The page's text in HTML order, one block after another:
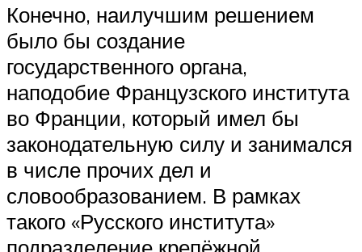
Конечно, наилучшим решением
было бы создание
государственного органа,
наподобие Французского института
во Франции, который имел бы
законодательную силу и занимался
в числе прочих дел и
словообразованием. В рамках
такого «Русского института»